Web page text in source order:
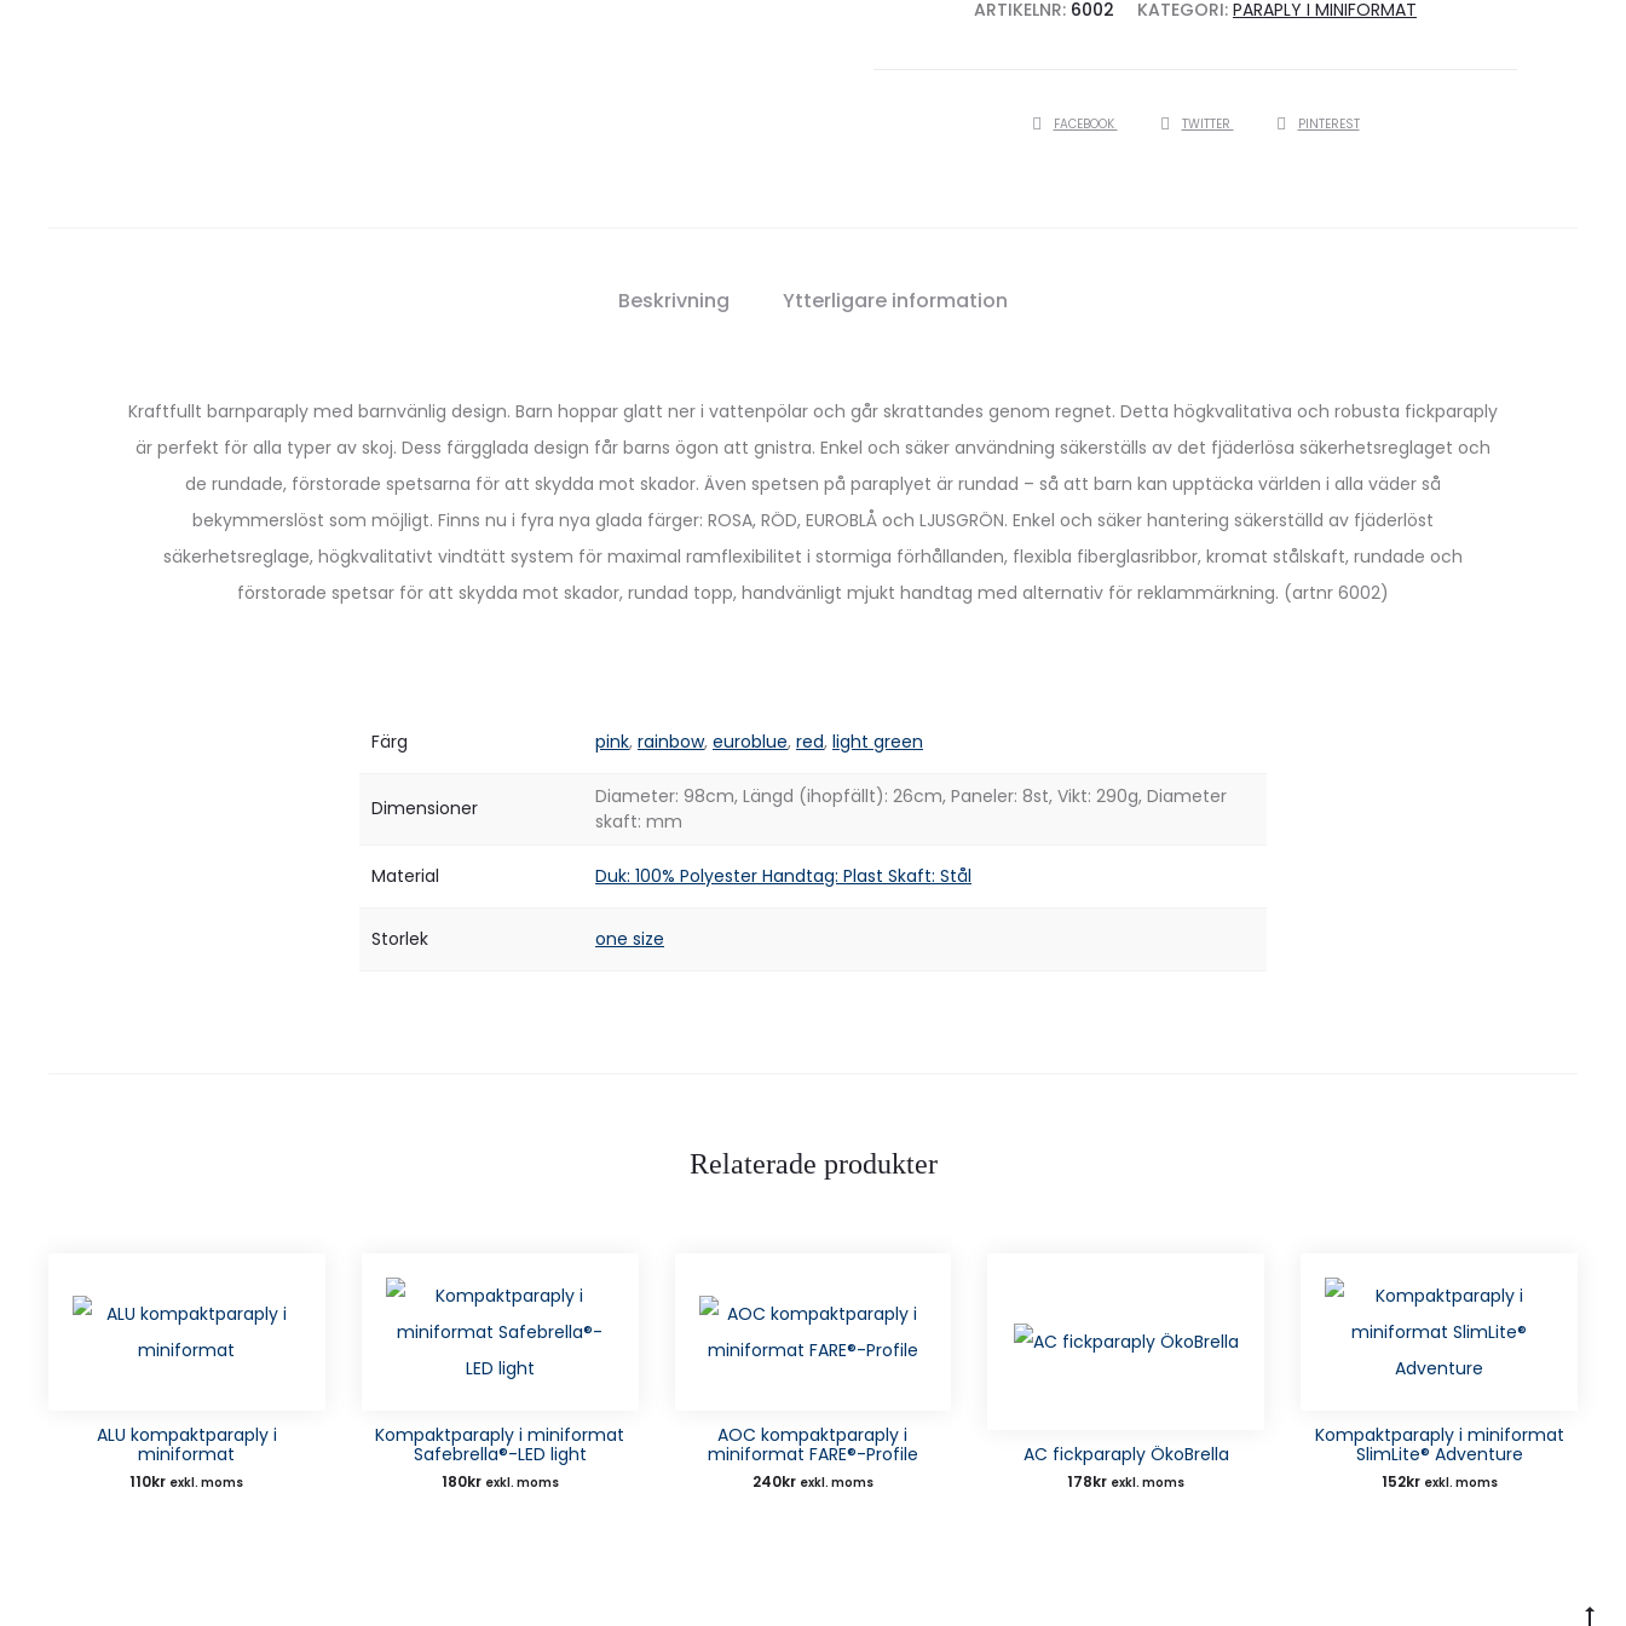
ARTIKELNR: 6002 KATEGORI: PARAPLY I MINIFORMAT
SHAREFACEBOOK TWITTER PINTEREST
Beskrivning Ytterligare information
Kraftfullt barnparaply med barnvänlig design. Barn hoppar glatt ner i vattenpölar och går skrattandes genom regnet. Detta högkvalitativa och robusta fickparaply
är perfekt för alla typer av skoj. Dess färgglada design får barns ögon att gnistra. Enkel och säker användning säkerställs av det fjäderlösa säkerhetsreglaget och
de rundade, förstorade spetsarna för att skydda mot skador. Även spetsen på paraplyet är rundad – så att barn kan upptäcka världen i alla väder så
bekymmerslöst som möjligt. Finns nu i fyra nya glada färger: ROSA, RÖD, EUROBLÅ och LJUSGRÖN. Enkel och säker hantering säkerställd av fjäderlöst
säkerhetsreglage, högkvalitativt vindtätt system för maximal ramflexibilitet i stormiga förhållanden, flexibla fiberglasribbor, kromat stålskaft, rundade och
förstorade spetsar för att skydda mot skador, rundad topp, handvänligt mjukt handtag med alternativ för reklammärkning. (artnr 6002)
Färg pink, rainbow, euroblue, red, light green
Dimensioner
Diameter: 98cm, Längd (ihopfällt): 26cm, Paneler: 8st, Vikt: 290g, Diameter
skaft: mm
Material Duk: 100% Polyester Handtag: Plast Skaft: Stål
Storlek one size
Relaterade produkter
ALU kompaktparaply i
miniformat
110kr exkl. moms
Kompaktparaply i miniformat
Safebrella®-LED light
180kr exkl. moms
AOC kompaktparaply i
miniformat FARE®-Profile
240kr exkl. moms
AC fickparaply ÖkoBrella
178kr exkl. moms
Kompaktparaply i miniformat
SlimLite® Adventure
152kr exkl. moms